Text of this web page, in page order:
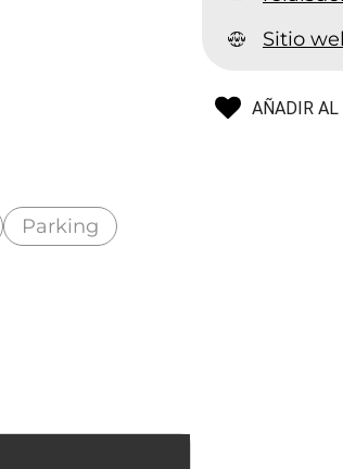
Sitio
AÑADIR AL
Parking